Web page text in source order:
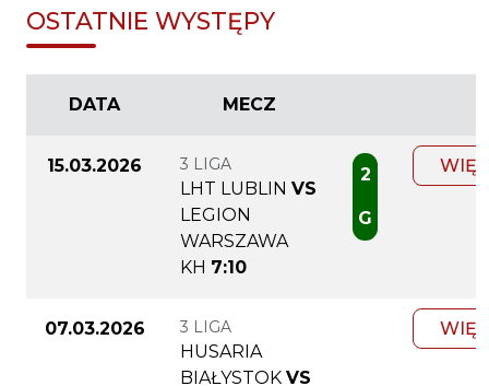
OSTATNIE WYSTĘPY
DATA MECZ
15.03.2026 3 LIGA
LHT LUBLIN VS
LEGION
WARSZAWA
KH 7:10
2
G
07.03.2026 3 LIGA
HUSARIA
BIAŁYSTOK VS